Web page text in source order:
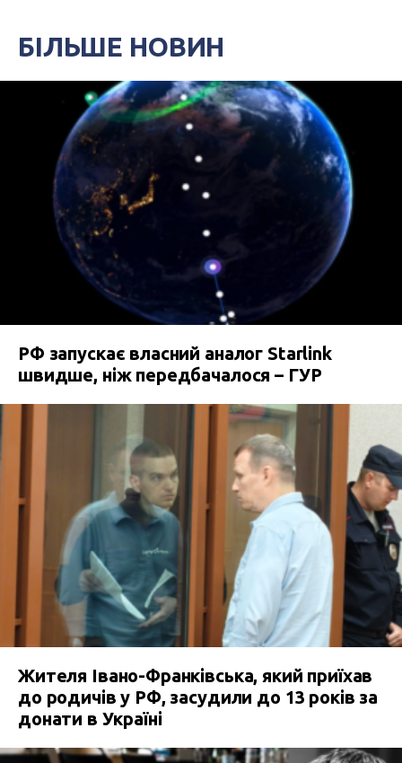
БІЛЬШЕ НОВИН
РФ запускає власний аналог Starlink
швидше, ніж передбачалося – ГУР
Жителя Івано-Франківська, який приїхав
до родичів у РФ, засудили до 13 років за
донати в Україні